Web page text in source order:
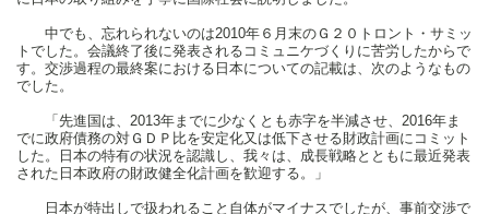
中でも、忘れられないのは2010年６月末のＧ２０トロント・サミッ
トでした。会議終了後に発表されるコミュニケづくりに苦労したからで
す。交渉過程の最終案における日本についての記載は、次のようなもの
でした。
「先進国は、2013年までに少なくとも赤字を半減させ、2016年ま
でに政府債務の対ＧＤＰ比を安定化又は低下させる財政計画にコミット
した。日本の特有の状況を認識し、我々は、成長戦略とともに最近発表
された日本政府の財政健全化計画を歓迎する。」
日本が特出しで扱われること自体がマイナスでしたが、事前交渉で